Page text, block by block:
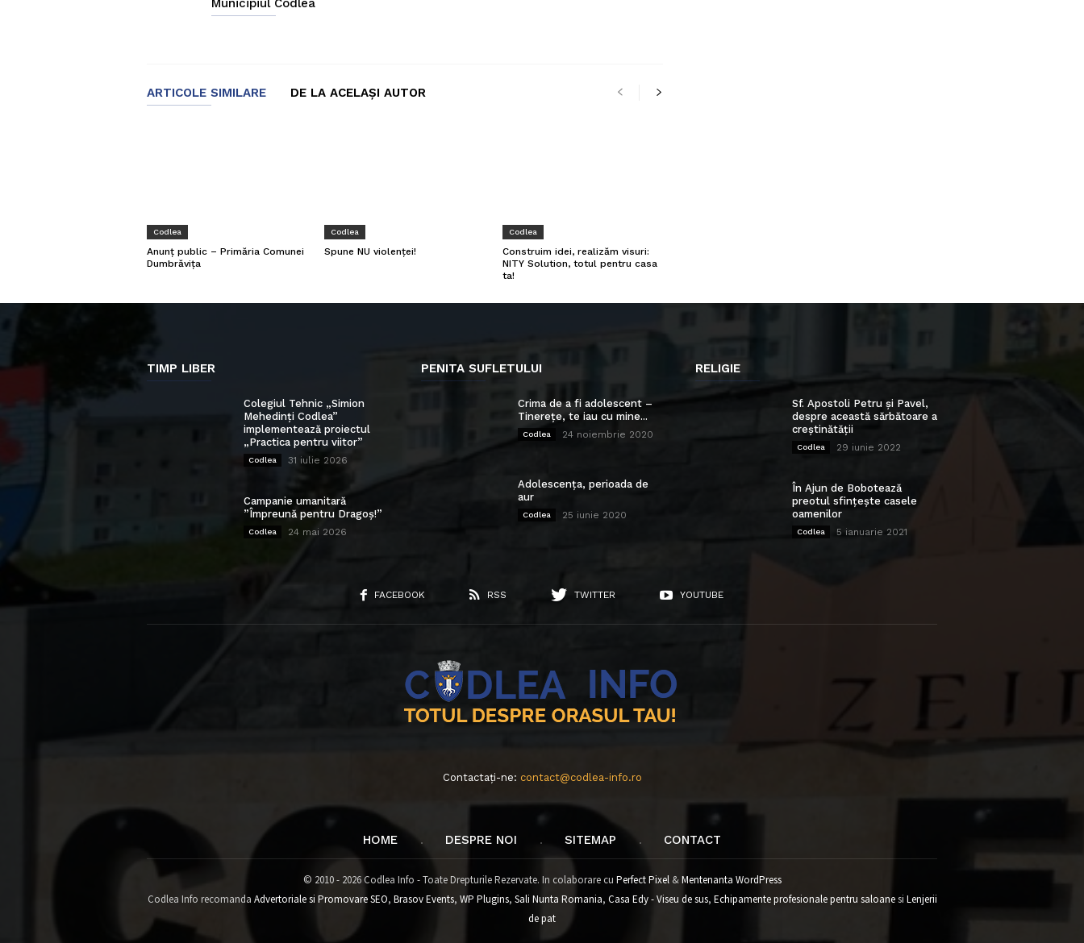
Municipiul Codlea
ARTICOLE SIMILARE DE LA ACELAȘI AUTOR
Codlea
Anunț public – Primăria Comunei
Dumbrăvița
Codlea
Spune NU violenței!
Codlea
Construim idei, realizăm visuri:
NITY Solution, totul pentru casa
ta!
TIMP LIBER
Colegiul Tehnic „Simion
Mehedinți Codlea”
implementează proiectul
„Practica pentru viitor”
Codlea 31 iulie 2026
Campanie umanitară
”Împreună pentru Dragoș!”
Codlea 24 mai 2026
PENITA SUFLETULUI
Crima de a fi adolescent –
Tinerețe, te iau cu mine...
Codlea 24 noiembrie 2020
Adolescența, perioada de
aur
Codlea 25 iunie 2020
RELIGIE
Sf. Apostoli Petru și Pavel,
despre această sărbătoare a
creștinătății
Codlea 29 iunie 2022
În Ajun de Bobotează
preotul sfințește casele
oamenilor
Codlea 5 ianuarie 2021
FACEBOOK RSS TWITTER YOUTUBE
Contactați-ne: contact@codlea-info.ro
HOME DESPRE NOI SITEMAP CONTACT
© 2010 - 2026 Codlea Info - Toate Drepturile Rezervate. In colaborare cu Perfect Pixel&Mentenanta WordPress
Codlea Info recomanda Advertoriale si Promovare SEO, Brasov Events, WP Plugins, Sali Nunta Romania, Casa Edy - Viseu de sus, Echipamente profesionale pentru saloanesi Lenjerii
de pat